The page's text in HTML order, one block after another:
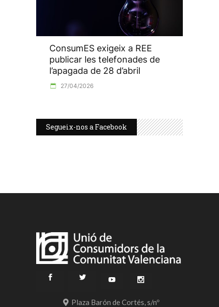
ConsumES exigeix a REE
publicar les telefonades de
l’apagada de 28 d’abril
27/04/2026
Segueix-nos a Facebook
Plaza Barón de Cortés, s/nº